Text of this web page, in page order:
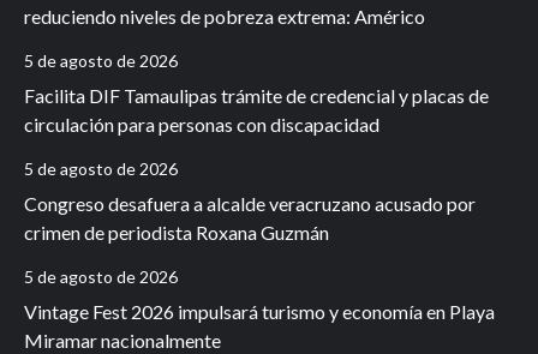
reduciendo niveles de pobreza extrema: Américo
5 de agosto de 2026
Facilita DIF Tamaulipas trámite de credencial y placas de
circulación para personas con discapacidad
5 de agosto de 2026
Congreso desafuera a alcalde veracruzano acusado por
crimen de periodista Roxana Guzmán
5 de agosto de 2026
Vintage Fest 2026 impulsará turismo y economía en Playa
Miramar nacionalmente